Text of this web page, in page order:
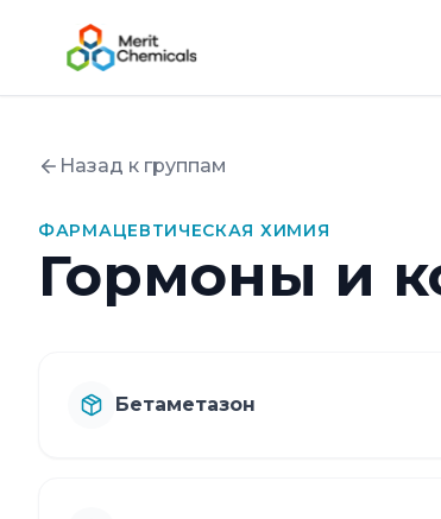
Назад к группам
ФАРМАЦЕВТИЧЕСКАЯ ХИМИЯ
Гормоны и
Бетаметазон